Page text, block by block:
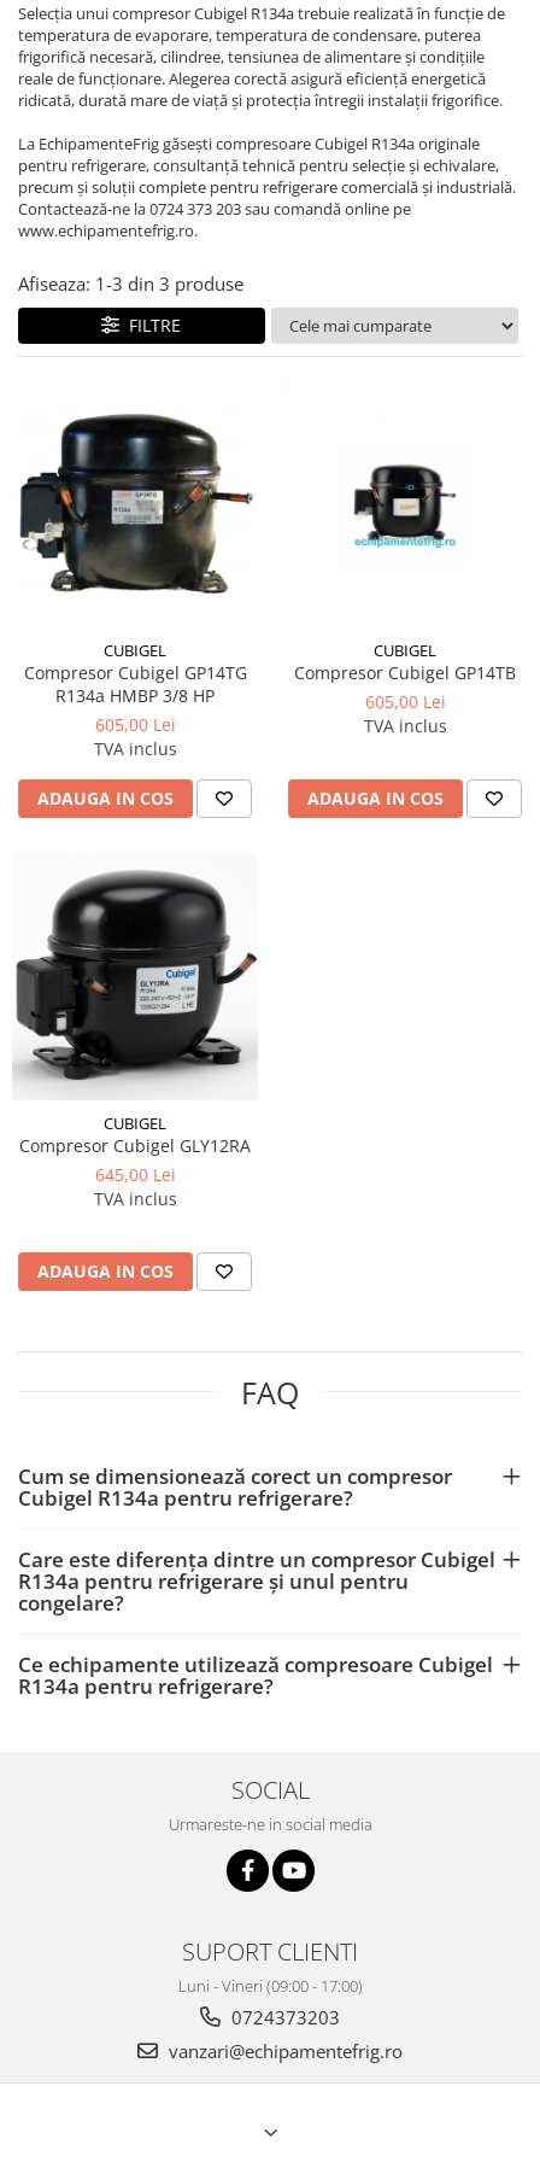
REZISTENTE DIGIVRARE
REZISTENTE SILICONICE
Uleiuri
Ventilatoare
Ventilatoare EbmPapst
Ventilatoare WEIGUANG
Ventilatoare turbina
VENTILATOARE AXIALE
Compresoare Cubigel R134a
Compresoare Cubigel R404a
Compresoare Jiaxipera
VAPORIZATOARE LU-VE
Selecția unui compresor Cubigel R134a trebuie realizată în funcție de
temperatura de evaporare, temperatura de condensare, puterea
frigorifică necesară, cilindree, tensiunea de alimentare și condițiile
reale de funcționare. Alegerea corectă asigură eficiență energetică
ridicată, durată mare de viață și protecția întregii instalații frigorifice.
La EchipamenteFrig găsești compresoare Cubigel R134a originale
pentru refrigerare, consultanță tehnică pentru selecție și echivalare,
precum și soluții complete pentru refrigerare comercială și industrială.
Contactează-ne la 0724 373 203 sau comandă online pe
www.echipamentefrig.ro.
Afiseaza: 1-3 din 3 produse
FILTRE
CUBIGEL
Compresor Cubigel GP14TG
R134a HMBP 3/8 HP
605,00 Lei
TVA inclus
ADAUGA IN COS
CUBIGEL
Compresor Cubigel GP14TB
605,00 Lei
TVA inclus
ADAUGA IN COS
CUBIGEL
Compresor Cubigel GLY12RA
645,00 Lei
TVA inclus
ADAUGA IN COS
FAQ
Cum se dimensionează corect un compresor
Cubigel R134a pentru refrigerare?
Care este diferența dintre un compresor Cubigel
R134a pentru refrigerare și unul pentru
congelare?
Ce echipamente utilizează compresoare Cubigel
R134a pentru refrigerare?
SOCIAL
Urmareste-ne in social media
SUPORT CLIENTI
Luni - Vineri (09:00 - 17:00)
0724373203
vanzari@echipamentefrig.ro